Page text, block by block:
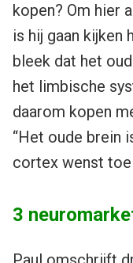
kopen? Om hier
is hij gaan kijken
bleek dat het
het limbische
daarom kopen
“Het oude brein
cortex wenst toe
3